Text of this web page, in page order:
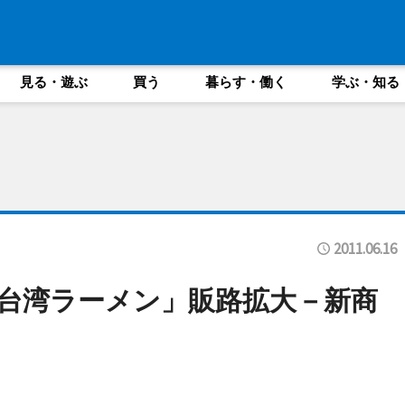
見る・遊ぶ 買う 暮らす・働く 学ぶ・知る
2011.06.16
湾ラーメン」販路拡大－新商